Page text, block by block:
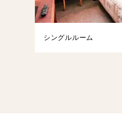
シングルルーム